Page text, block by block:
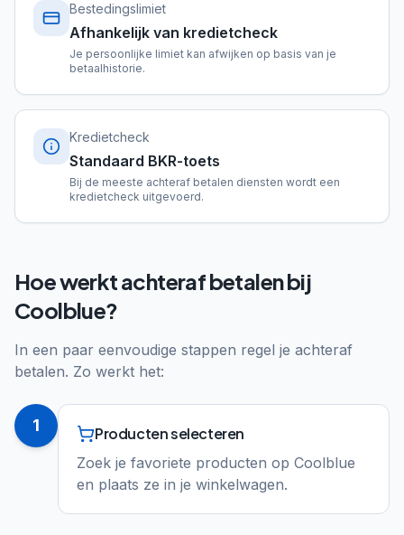
Bestedingslimiet
Afhankelijk van kredietcheck
Je persoonlijke limiet kan afwijken op basis van je
betaalhistorie.
Kredietcheck
Standaard BKR-toets
Bij de meeste achteraf betalen diensten wordt een
kredietcheck uitgevoerd.
Hoe werkt achteraf betalen bij
Coolblue?
In een paar eenvoudige stappen regel je achteraf
betalen. Zo werkt het:
1 Producten selecteren
Zoek je favoriete producten op Coolblue
en plaats ze in je winkelwagen.